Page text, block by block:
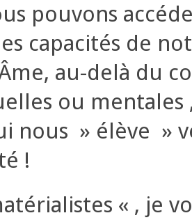
pouvons
capacités de
au-delà du
ou mentales
nous » élève »
!
« , je